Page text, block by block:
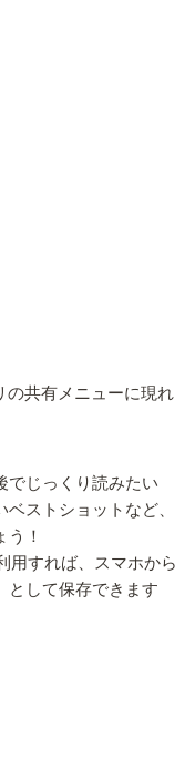
の共有メニューに現れ
でじっくり読みたい
ストショットなど、
！
用すれば、スマホから
として保存できます